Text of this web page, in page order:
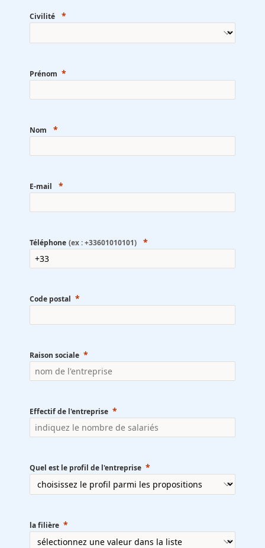
Civilité
Prénom
Nom
E-mail
Téléphone (ex : +33601010101)
Code postal
Raison sociale
Effectif de l'entreprise
Quel est le profil de l'entreprise
la filière